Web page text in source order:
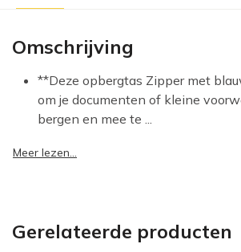
Omschrijving
**Deze opbergtas Zipper met
om je documenten of kleine
bergen en mee te ...
Meer lezen...
Gerelateerde producten